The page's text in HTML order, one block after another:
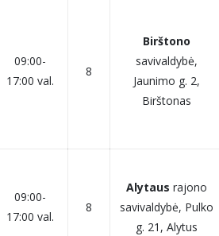
09:00-
17:00 val.
8
Birštono
savivaldybė,
Jaunimo g. 2,
Birštonas
09:00-
17:00 val.
8
Alytaus rajono
savivaldybė, Pulko
g. 21, Alytus